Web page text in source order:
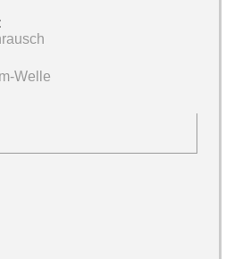
Welle